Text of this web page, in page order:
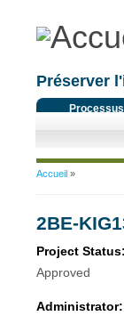
Préserver
Processus
Vous êtes
Accueil»
2BE-
Project Status:
Approved
Administrator: